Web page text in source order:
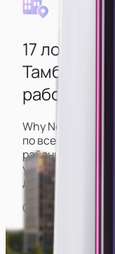
17 локаций
Тамбова
работы из
Why Not имеет
по всему городу,
районы, что
удобную и не
до работы и
Смотреть карту